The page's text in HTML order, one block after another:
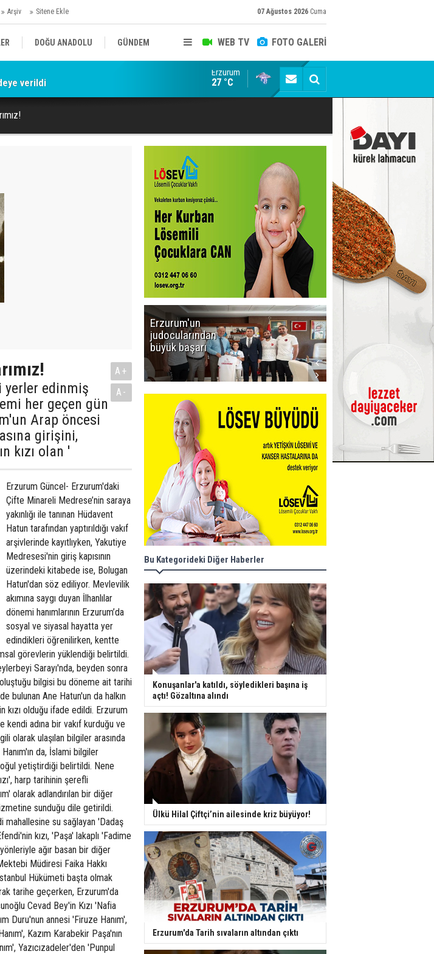
Arşiv Sitene Ekle 07 Ağustos 2026 Cuma
WEB TV FOTO GALERİ
DOĞU ANADOLU GÜNDEM
SPOR
verildi Konuşanlar'a katıldı, söyledikleri başına iş açtı!
Erzurum
27 °C
yerler edinmiş
her geçen gün
Arap öncesi
girişini,
kızı olan '
A+
A-
Erzurum Güncel- Erzurum'daki
Çifte Minareli Medrese’nin saraya
yakınlığı ile tanınan Hüdavent
Hatun tarafından yaptırıldığı vakıf
arşivlerinde kayıtlıyken, Yakutiye
Medresesi'nin giriş kapısının
üzerindeki kitabede ise, Bolugan
Hatun'dan söz ediliyor. Mevlevilik
akımına saygı duyan İlhanlılar
dönemi hanımlarının Erzurum’da
sosyal ve siyasal hayatta yer
edindikleri öğrenilirken, kentte
görevlerin yüklendiği belirtildi.
Sarayı'nda, beyden sonra
oluştuğu bilgisi bu döneme ait tarihi
bulunan Ane Hatun'un da halkın
kızı olduğu ifade edildi. Erzurum
kendi adına bir vakıf kurduğu ve
olarak ulaşılan bilgiler arasında
da, İslami bilgiler
oğul yetiştirdiği belirtildi. Nene
harp tarihinin şerefli
olarak adlandırılan bir diğer
sunduğu dile getirildi.
mahallesine su sağlayan 'Dadaş
kızı, 'Paşa' lakaplı 'Fadime
ağır basan bir diğer
Müdiresi Faika Hakkı
Hükümeti başta olmak
tarihe geçerken, Erzurum'da
Cevad Bey'in Kızı 'Nafia
Duru'nun annesi 'Firuze Hanım',
Kazım Karabekir Paşa'nın
Yazıcızadeler'den 'Punpul
Erzurum'un
judocularından
büyük başarı
Bu Kategorideki Diğer Haberler
Konuşanlar'a katıldı, söyledikleri başına iş
açtı! Gözaltına alındı
Ülkü Hilal Çiftçi’nin ailesinde kriz büyüyor!
Erzurum'da Tarih sıvaların altından çıktı